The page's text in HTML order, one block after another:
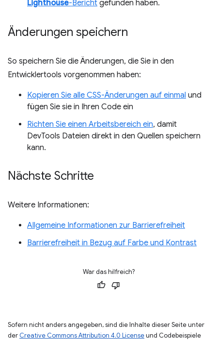
Lighthouse-Bericht gefunden haben.
Änderungen speichern
So speichern Sie die Änderungen, die Sie in den
Entwicklertools vorgenommen haben:
Kopieren Sie alle CSS-Änderungen auf einmal und
fügen Sie sie in Ihren Code ein
Richten Sie einen Arbeitsbereich ein, damit
DevTools Dateien direkt in den Quellen speichern
kann.
Nächste Schritte
Weitere Informationen:
Allgemeine Informationen zur Barrierefreiheit
Barrierefreiheit in Bezug auf Farbe und Kontrast
War das hilfreich?
Sofern nicht anders angegeben, sind die Inhalte dieser Seite unter
der Creative Commons Attribution 4.0 Licenseund Codebeispiele